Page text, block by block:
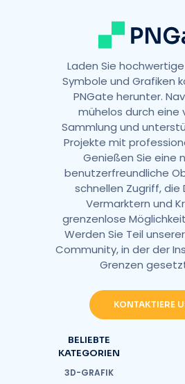
Laden Sie hochwertige
Symbole und Grafiken
PNGate herunter.
mühelos durch eine
Sammlung und
Projekte mit
Genießen Sie eine
benutzerfreundliche
schnellen Zugriff, die
Vermarktern und
grenzenlose
Werden Sie Teil
Community, in der der
Grenzen
KONTAKTIERE
BELIEBTE
KATEGORIEN
3D-GRAFIK